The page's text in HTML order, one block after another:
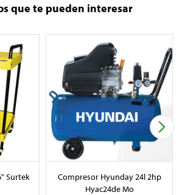
que te pueden interesar
Surtek
Compresor Hyunday 24l 2hp
Hyac24de Mo